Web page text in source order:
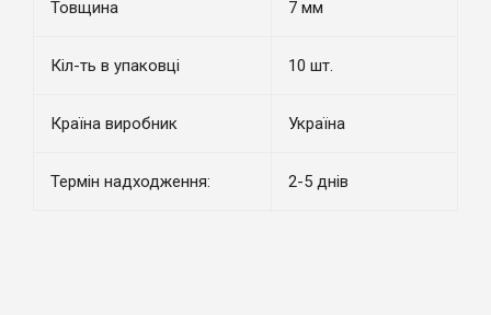
Товщина 7 мм
Кіл-ть в упаковці 10 шт.
Країна виробник Україна
Термін надходження: 2-5 днів